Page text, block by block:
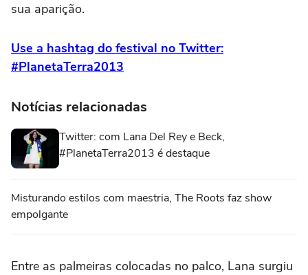
sua aparição.
Use a hashtag do festival no Twitter:
#PlanetaTerra2013
Notícias relacionadas
Twitter: com Lana Del Rey e Beck,
#PlanetaTerra2013 é destaque
Misturando estilos com maestria, The Roots faz show
empolgante
Entre as palmeiras colocadas no palco, Lana surgiu